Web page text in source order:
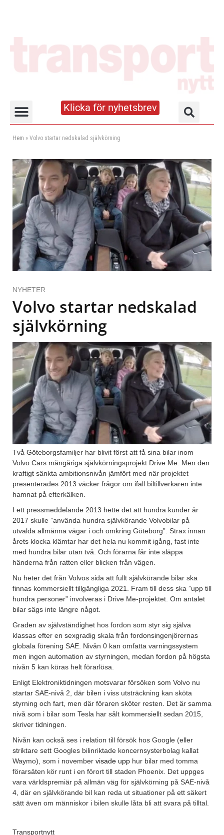
Klicka för nyhetsbrev
Hem » Volvo startar nedskalad självkörning
NYHETER
Volvo startar nedskalad
självkörning
Två Göteborgsfamiljer har blivit först att få sina bilar inom
Volvo Cars mångåriga självkörningsprojekt Drive Me. Men den
kraftigt sänkta ambitionsnivån jämfört med när projektet
presenterades 2013 väcker frågor om ifall biltillverkaren inte
hamnat på efterkälken.
I ett pressmeddelande 2013 hette det att hundra kunder år
2017 skulle ”använda hundra självkörande Volvobilar på
utvalda allmänna vägar i och omkring Göteborg”. Strax innan
årets klocka klämtar har det hela nu kommit igång, fast inte
med hundra bilar utan två. Och förarna får inte släppa
händerna från ratten eller blicken från vägen.
Nu heter det från Volvos sida att fullt självkörande bilar ska
finnas kommersiellt tillgängliga 2021. Fram till dess ska ”upp till
hundra personer” involveras i Drive Me-projektet. Om antalet
bilar sägs inte längre något.
Graden av självständighet hos fordon som styr sig själva
klassas efter en sexgradig skala från fordonsingenjörernas
globala förening SAE. Nivån 0 kan omfatta varningssystem
men ingen automation av styrningen, medan fordon på högsta
nivån 5 kan köras helt förarlösa.
Enligt Elektroniktidningen motsvarar försöken som Volvo nu
startar SAE-nivå 2, där bilen i viss utsträckning kan sköta
styrning och fart, men där föraren sköter resten. Det är samma
nivå som i bilar som Tesla har sålt kommersiellt sedan 2015,
skriver tidningen.
Nivån kan också ses i relation till försök hos Google (eller
striktare sett Googles bilinriktade koncernsysterbolag kallat
Waymo), som i november visade upp hur bilar med tomma
förarsäten kör runt i en förort till staden Phoenix. Det uppges
vara världspremiär på allmän väg för självkörning på SAE-nivå
4, där en självkörande bil kan reda ut situationer på ett säkert
sätt även om människor i bilen skulle låta bli att svara på tilltal.
Transportnytt